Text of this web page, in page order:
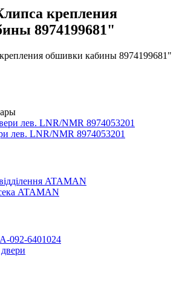
крепления
8974199681"
обшивки кабины 8974199681"
лев. LNR/NMR 8974053201
ATAMAN